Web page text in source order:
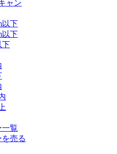
ャン
以下
以下
下
一覧
売る